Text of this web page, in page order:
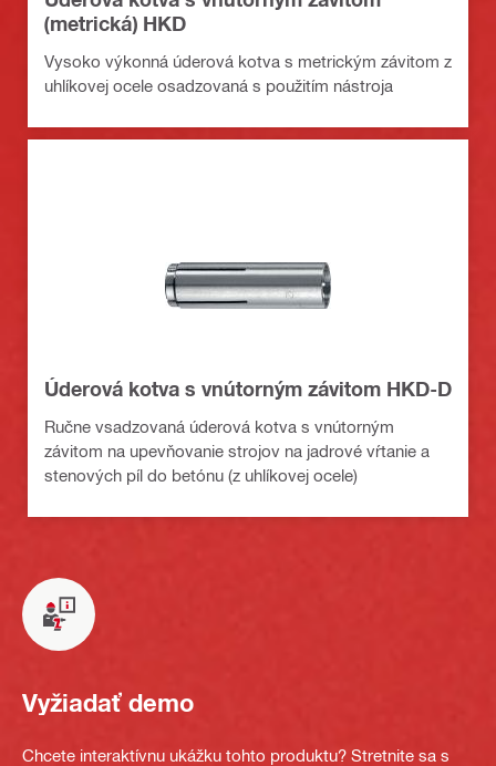
(metrická) HKD
Vysoko výkonná úderová kotva s metrickým závitom z
uhlíkovej ocele osadzovaná s použitím nástroja
Úderová kotva s vnútorným závitom HKD-D
Ručne vsadzovaná úderová kotva s vnútorným
závitom na upevňovanie strojov na jadrové vŕtanie a
stenových píl do betónu (z uhlíkovej ocele)
Vyžiadať demo
Chcete interaktívnu ukážku tohto produktu? Stretnite sa s